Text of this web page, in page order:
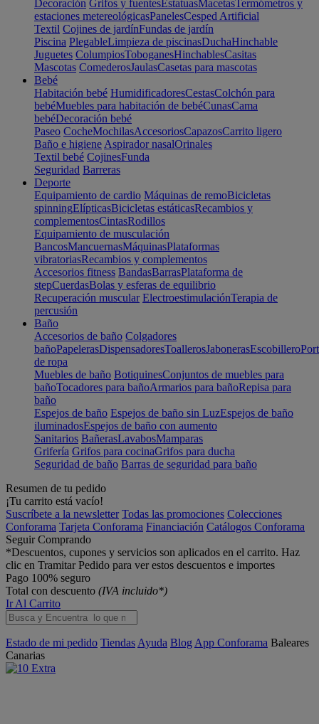
Decoración Grifos y fuentesEstatuasMacetasTermómetros y
estaciones metereológicasPanelesCesped Artificial
Textil Cojines de jardínFundas de jardín
Piscina PlegableLimpieza de piscinasDuchaHinchable
Juguetes ColumpiosToboganesHinchablesCasitas
Mascotas ComederosJaulasCasetas para mascotas
Bebé
Habitación bebé HumidificadoresCestasColchón para
bebéMuebles para habitación de bebéCunasCama
bebéDecoración bebé
Paseo CocheMochilasAccesoriosCapazosCarrito ligero
Baño e higiene Aspirador nasalOrinales
Textil bebé CojinesFunda
Seguridad Barreras
Deporte
Equipamiento de cardio Máquinas de remoBicicletas
spinningElípticasBicicletas estáticasRecambios y
complementosCintasRodillos
Equipamiento de musculación
BancosMancuernasMáquinasPlataformas
vibratoriasRecambios y complementos
Accesorios fitness BandasBarrasPlataforma de
stepCuerdasBolas y esferas de equilibrio
Recuperación muscular ElectroestimulaciónTerapia de
percusión
Baño
Accesorios de baño Colgadores
bañoPapelerasDispensadoresToallerosJabonerasEscobillero
de ropa
Muebles de baño BotiquinesConjuntos de muebles para
bañoTocadores para bañoArmarios para bañoRepisa para
baño
Espejos de baño Espejos de baño sin LuzEspejos de baño
iluminadosEspejos de baño con aumento
Sanitarios BañerasLavabosMamparas
Grifería Grifos para cocinaGrifos para ducha
Seguridad de baño Barras de seguridad para baño
Resumen de tu pedido
¡Tu carrito está vacío!
Suscríbete a la newsletter Todas las promociones Colecciones
Conforama Tarjeta Conforama Financiación Catálogos Conforama
Seguir Comprando
*Descuentos, cupones y servicios son aplicados en el carrito. Haz
clic en Tramitar Pedido para ver estos descuentos e importes
Pago 100% seguro
Total con descuento (IVA incluido*)
Ir Al Carrito
Estado de mi pedido Tiendas Ayuda Blog App Conforama Baleares
Canarias